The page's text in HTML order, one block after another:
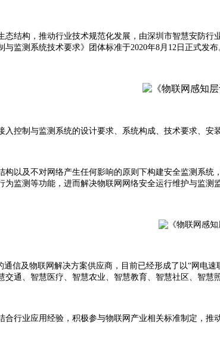
态结构，推动行业技术规范化发展，由深圳市智慧安防
监测系统技术要求》团体标准于2020年8月12日正式发布
入控制与监测系统的设计要求、系统构成、技术要求、
构以及不对网络产生任何影响的原则下构建安全监测系
为监测等功能，进而解决物联网网络安全运行维护与监测
通信及物联网解决方案供应商，目前已经形成了以“网电
交通、智慧医疗、智慧农业、智慧教育、智慧社区、智
行业应用经验，积极参与物联网产业相关标准制定，推